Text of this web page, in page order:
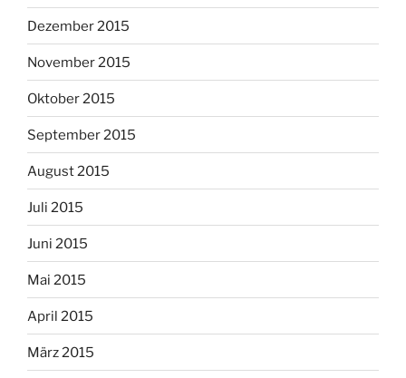
Dezember 2015
November 2015
Oktober 2015
September 2015
August 2015
Juli 2015
Juni 2015
Mai 2015
April 2015
März 2015